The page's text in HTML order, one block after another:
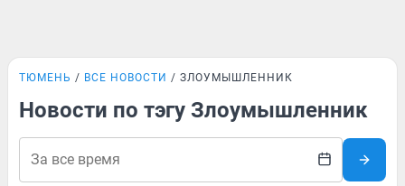
ТЮМЕНЬ ВСЕ НОВОСТИ ЗЛОУМЫШЛЕННИК
Новости по тэгу Злоумышленник